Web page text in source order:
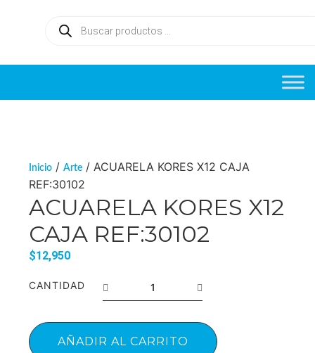
Inicio / Arte / ACUARELA KORES X12 CAJA
REF:30102
ACUARELA KORES X12
CAJA REF:30102
$12,950
CANTIDAD
AÑADIR AL CARRITO